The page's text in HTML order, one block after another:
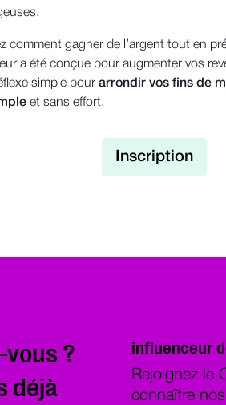
comment gagner de l’argent tout en
a été conçue pour augmenter vos
simple pour arrondir vos fins de
et sans effort.
Inscription
vous ?
déjà
influenceur
Rejoignez le
connaître